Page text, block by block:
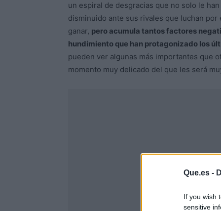
Que.es -
If you wish
sensitive
un espiral de desgracias que no solo le
disminuido ante sus rivales que luchan
ganar, pero acumula tantos factores
hundimiento que han protagonizado los
pueden ver algunas más importantes que
momento muy delicado del que les será